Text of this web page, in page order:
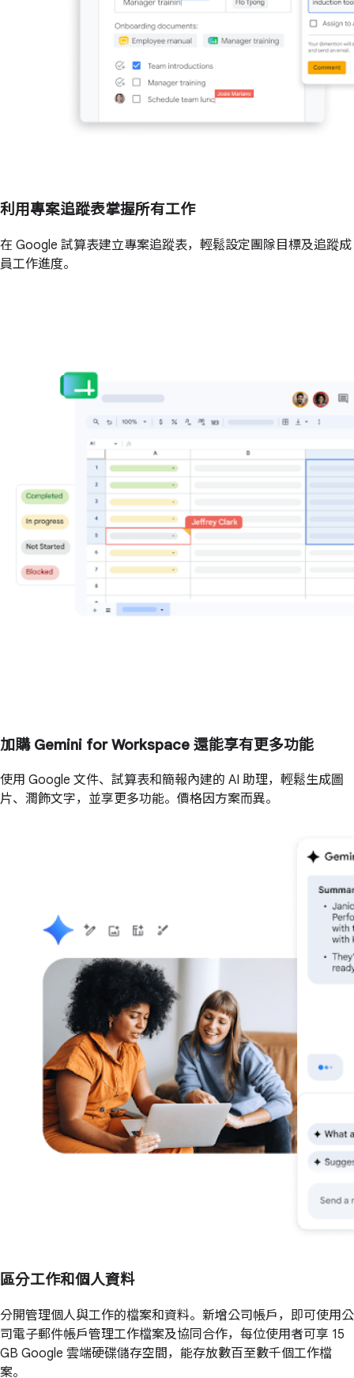
利用專案追蹤表掌握所有工作
在 Google 試算表建立專案追蹤表，輕鬆設定團隊目標及追蹤成
員工作進度。
加購 Gemini for Workspace 還能享有更多功能
使用 Google 文件、試算表和簡報內建的 AI 助理，輕鬆生成圖
片、潤飾文字，並享更多功能。價格因方案而異。
區分工作和個人資料
分開管理個人與工作的檔案和資料。新增公司帳戶，即可使用公
司電子郵件帳戶管理工作檔案及協同合作，每位使用者可享 15
GB Google 雲端硬碟儲存空間，能存放數百至數千個工作檔
案。